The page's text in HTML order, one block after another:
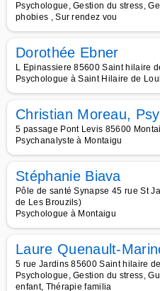
Psychologue, Gestion du stress,
phobies , Sur rendez vou
Dorothée Ebner
L Epinassiere 85600 Saint hilaire
Psychologue à Saint Hilaire de
Christian Moreau,
5 passage Pont Levis 85600
Psychanalyste à Montaigu
Stéphanie Biava
Pôle de santé Synapse 45 rue St
de Les Brouzils)
Psychologue à Montaigu
Laure Quenault-
5 rue Jardins 85600 Saint hilaire
Psychologue, Gestion du stress,
enfant, Thérapie familia